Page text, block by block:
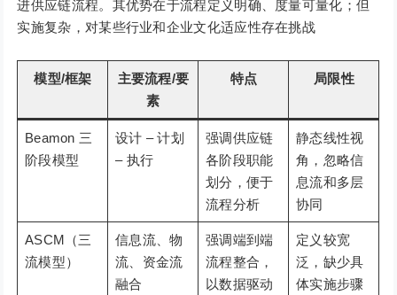
进供应链流程。其优势在于流程定义明确、度量可量化；但
实施复杂，对某些行业和企业文化适应性存在挑战
模型/框架
主要流程/要
素
特点 局限性
Beamon 三
阶段模型
设计 – 计划
– 执行
强调供应链
各阶段职能
划分，便于
流程分析
静态线性视
角，忽略信
息流和多层
协同
ASCM（三
流模型）
信息流、物
流、资金流
融合
强调端到端
流程整合，
以数据驱动
定义较宽
泛，缺少具
体实施步骤